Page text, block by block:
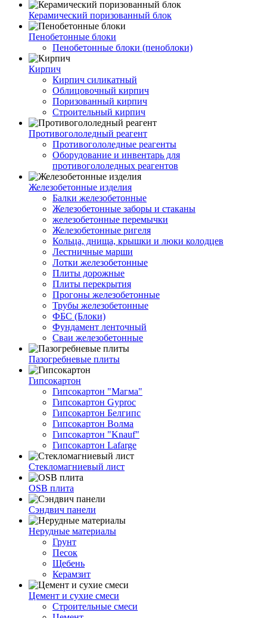
Керамический поризованный блок
Пенобетонные блоки
Пенобетонные блоки (пеноблоки)
Кирпич
Кирпич силикатный
Облицовочный кирпич
Поризованный кирпич
Строительный кирпич
Противогололедный реагент
Противогололедные реагенты
Оборудование и инвентарь для
противогололедных реагентов
Железобетонные изделия
Балки железобетонные
Железобетонные заборы и стаканы
железобетонные перемычки
Железобетонные ригеля
Кольца, днища, крышки и люки колодцев
Лестничные марши
Лотки железобетонные
Плиты дорожные
Плиты перекрытия
Прогоны железобетонные
Трубы железобетонные
ФБС (Блоки)
Фундамент ленточный
Сваи железобетонные
Пазогребневые плиты
Гипсокартон
Гипсокартон "Магма"
Гипсокартон Gyproc
Гипсокартон Белгипс
Гипсокартон Волма
Гипсокартон "Knauf"
Гипсокартон Lafarge
Стекломагниевый лист
OSB плита
Сэндвич панели
Нерудные материалы
Грунт
Песок
Щебень
Керамзит
Цемент и сухие смеси
Строительные смеси